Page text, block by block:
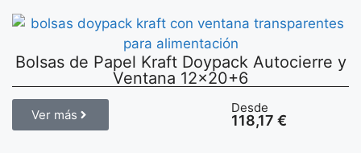
Bolsas de Papel Kraft Doypack Autocierre y
Ventana 12×20+6
Ver más Desde
118,17 €